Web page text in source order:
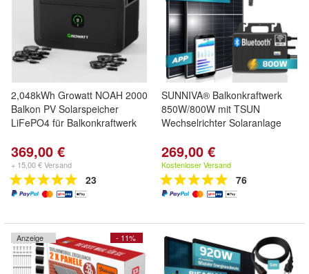
2,048kWh Growatt NOAH 2000
Balkon PV Solarspeicher
LiFePO4 für Balkonkraftwerk
369,00 €
+ 15,00 € Versand
23
SUNNIVA® Balkonkraftwerk
850W/800W mit TSUN
Wechselrichter Solaranlage
269,00 €
Kostenloser Versand
76
- 11%
Anzeige